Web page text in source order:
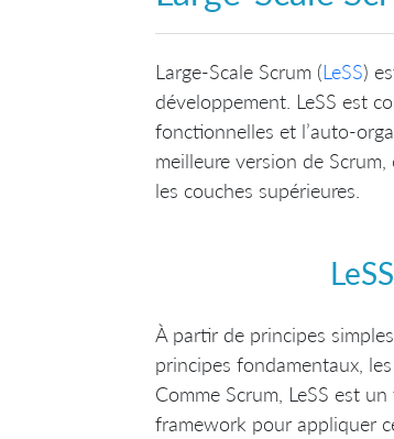
Large-Scale Scrum (LeSS)
développement. LeSS est
fonctionnelles et l’auto-
meilleure version de
les couches supérieures.
À partir de principes
principes fondamentaux,
Comme Scrum, LeSS est
framework pour appliquer